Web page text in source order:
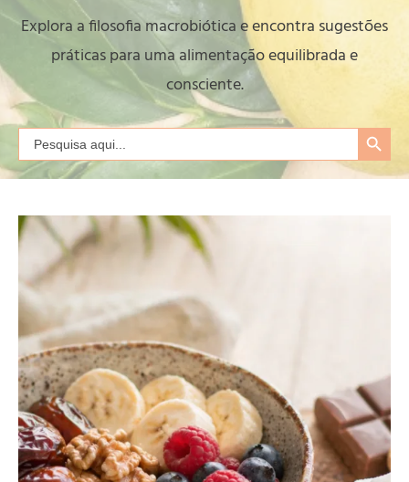
Explora a filosofia macrobiótica e encontra sugestões
práticas para uma alimentação equilibrada e
consciente.
Search
for:
Search Button